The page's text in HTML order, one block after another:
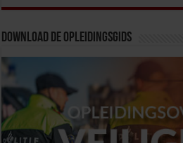
Download de opleidingsgids